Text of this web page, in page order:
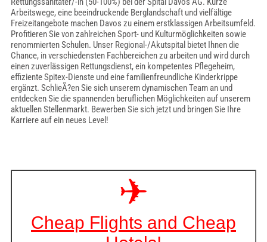
Arbeitswege, eine beeindruckende Berglandschaft und vielfältige
Freizeitangebote machen Davos zu einem erstklassigen Arbeitsumfeld.
Profitieren Sie von zahlreichen Sport- und Kulturmöglichkeiten sowie
renommierten Schulen. Unser Regional-/Akutspital bietet Ihnen die
Chance, in verschiedensten Fachbereichen zu arbeiten und wird durch
einen zuverlässigen Rettungsdienst, ein kompetentes Pflegeheim,
effiziente Spitex-Dienste und eine familienfreundliche Kinderkrippe
ergänzt. SchlieÃ?en Sie sich unserem dynamischen Team an und
entdecken Sie die spannenden beruflichen Möglichkeiten auf unserem
aktuellen Stellenmarkt. Bewerben Sie sich jetzt und bringen Sie Ihre
Karriere auf ein neues Level!